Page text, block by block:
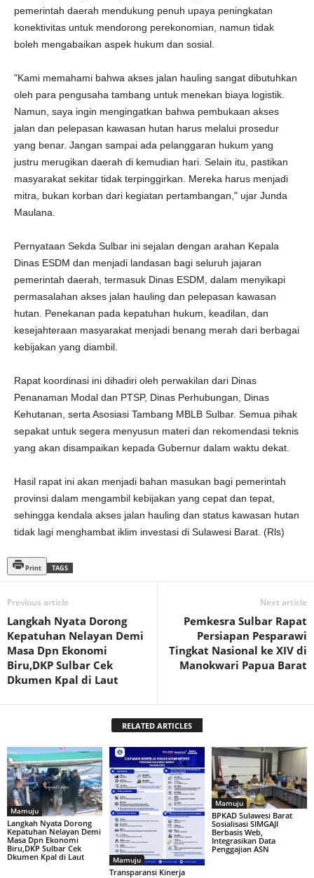
pemerintah daerah mendukung penuh upaya peningkatan
konektivitas untuk mendorong perekonomian, namun tidak
boleh mengabaikan aspek hukum dan sosial.
"Kami memahami bahwa akses jalan hauling sangat dibutuhkan
oleh para pengusaha tambang untuk menekan biaya logistik.
Namun, saya ingin mengingatkan bahwa pembukaan akses
jalan dan pelepasan kawasan hutan harus melalui prosedur
yang benar. Jangan sampai ada pelanggaran hukum yang
justru merugikan daerah di kemudian hari. Selain itu, pastikan
masyarakat sekitar tidak terpinggirkan. Mereka harus menjadi
mitra, bukan korban dari kegiatan pertambangan," ujar Junda
Maulana.
Pernyataan Sekda Sulbar ini sejalan dengan arahan Kepala
Dinas ESDM dan menjadi landasan bagi seluruh jajaran
pemerintah daerah, termasuk Dinas ESDM, dalam menyikapi
permasalahan akses jalan hauling dan pelepasan kawasan
hutan. Penekanan pada kepatuhan hukum, keadilan, dan
kesejahteraan masyarakat menjadi benang merah dari berbagai
kebijakan yang diambil.
Rapat koordinasi ini dihadiri oleh perwakilan dari Dinas
Penanaman Modal dan PTSP, Dinas Perhubungan, Dinas
Kehutanan, serta Asosiasi Tambang MBLB Sulbar. Semua pihak
sepakat untuk segera menyusun materi dan rekomendasi teknis
yang akan disampaikan kepada Gubernur dalam waktu dekat.
Hasil rapat ini akan menjadi bahan masukan bagi pemerintah
provinsi dalam mengambil kebijakan yang cepat dan tepat,
sehingga kendala akses jalan hauling dan status kawasan hutan
tidak lagi menghambat iklim investasi di Sulawesi Barat. (Rls)
Print TAGS
Previous article
Langkah Nyata Dorong
Kepatuhan Nelayan Demi
Masa Dpn Ekonomi
Biru,DKP Sulbar Cek
Dkumen Kpal di Laut
Next article
Pemkesra Sulbar Rapat
Persiapan Pesparawi
Tingkat Nasional ke XIV di
Manokwari Papua Barat
RELATED ARTICLES
Mamuju
Langkah Nyata Dorong
Kepatuhan Nelayan Demi
Masa Dpn Ekonomi
Biru,DKP Sulbar Cek
Dkumen Kpal di Laut
Mamuju
Transparansi Kinerja
Mamuju
BPKAD Sulawesi Barat
Sosialisasi SIMGAJI
Berbasis Web,
Integrasikan Data
Penggajian ASN